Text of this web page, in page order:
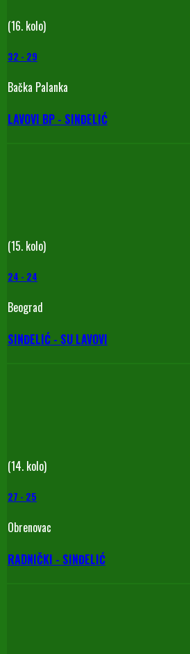
(16. kolo)
32 - 29
Bačka Palanka
LAVOVI BP - SINĐELIĆ
(15. kolo)
24 - 24
Beograd
SINĐELIĆ - SU LAVOVI
(14. kolo)
27 - 25
Obrenovac
RADNIČKI - SINĐELIĆ